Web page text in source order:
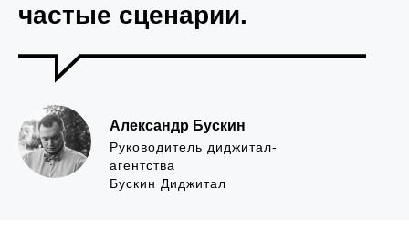
частые сценарии.
Александр Бускин
Руководитель диджитал-
агентства
Бускин Диджитал